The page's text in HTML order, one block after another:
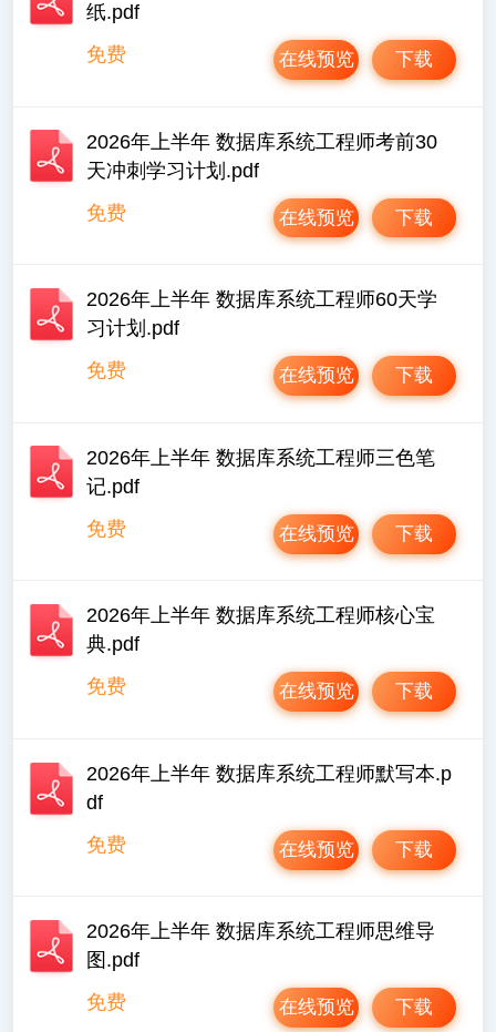
纸.pdf
免费
下载
在线预览
2026年上半年 数据库系统工程师考前30
天冲刺学习计划.pdf
免费
下载
在线预览
2026年上半年 数据库系统工程师60天学
习计划.pdf
免费
下载
在线预览
2026年上半年 数据库系统工程师三色笔
记.pdf
免费
下载
在线预览
2026年上半年 数据库系统工程师核心宝
典.pdf
免费
下载
在线预览
2026年上半年 数据库系统工程师默写本.p
df
免费
下载
在线预览
2026年上半年 数据库系统工程师思维导
图.pdf
免费
下载
在线预览